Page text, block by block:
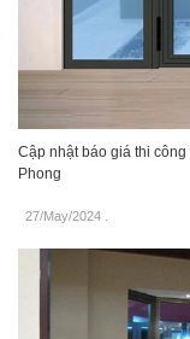
Cập nhật báo giá thi
Phong
27/May/2024